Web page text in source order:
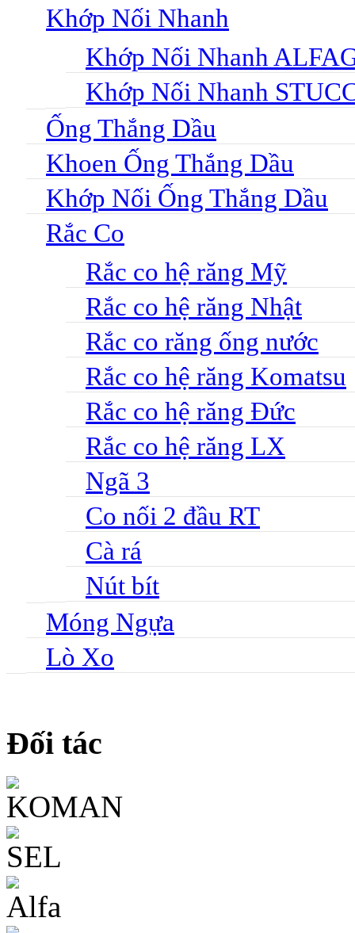
Khớp Nối Nhanh
Khớp Nối Nhanh
Khớp Nối Nhanh
Ống Thắng Dầu
Khoen Ống Thắng Dầu
Khớp Nối Ống Thắng Dầu
Rắc Co
Rắc co hệ răng Mỹ
Rắc co hệ răng Nhật
Rắc co răng ống nước
Rắc co hệ răng Komatsu
Rắc co hệ răng Đức
Rắc co hệ răng LX
Ngã 3
Co nối 2 đầu RT
Cà rá
Nút bít
Móng Ngựa
Lò Xo
Đối tác